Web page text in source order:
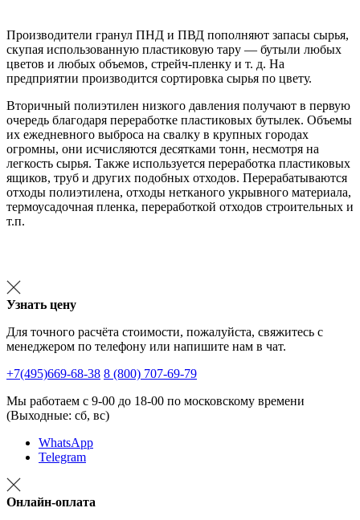
Производители гранул ПНД и ПВД пополняют запасы сырья,
скупая использованную пластиковую тару — бутыли любых
цветов и любых объемов, стрейч-пленку и т. д. На
предприятии производится сортировка сырья по цвету.
Вторичный полиэтилен низкого давления получают в первую
очередь благодаря переработке пластиковых бутылек. Объемы
их ежедневного выброса на свалку в крупных городах
огромны, они исчисляются десятками тонн, несмотря на
легкость сырья. Также используется переработка пластиковых
ящиков, труб и других подобных отходов. Перерабатываются
отходы полиэтилена, отходы нетканого укрывного материала,
термоусадочная пленка, переработкой отходов строительных и
т.п.
Узнать цену
Для точного расчёта стоимости, пожалуйста, свяжитесь с
менеджером по телефону или напишите нам в чат.
+7(495)669-68-38 8 (800) 707-69-79
Мы работаем с 9-00 до 18-00 по московскому времени
(Выходные: сб, вс)
WhatsApp
Telegram
Онлайн-оплата